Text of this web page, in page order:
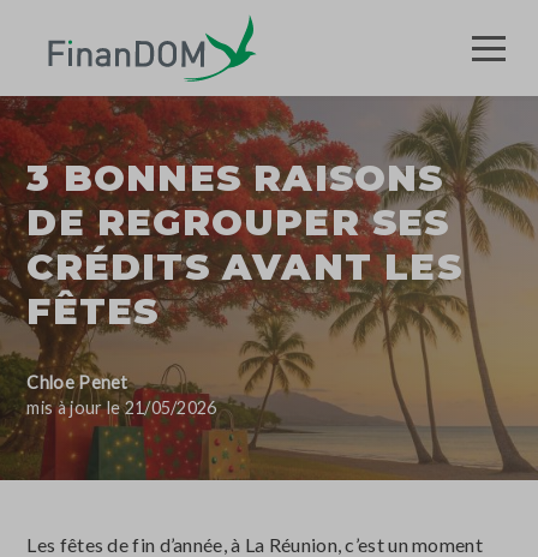
3 BONNES RAISONS
DE REGROUPER SES
CRÉDITS AVANT LES
FÊTES
Chloe Penet
mis à jour le 21/05/2026
Les fêtes de fin d’année, à La Réunion, c’est un moment